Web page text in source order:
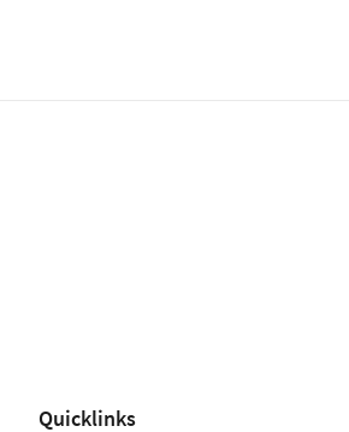
Quicklinks